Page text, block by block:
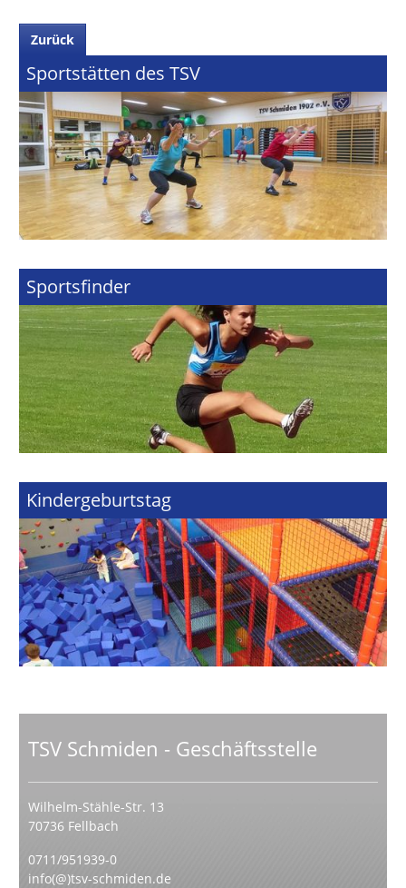
Zurück
Sportstätten des TSV
Sportsfinder
Kindergeburtstag
TSV Schmiden - Geschäftsstelle
Wilhelm-Stähle-Str. 13
70736 Fellbach
0711/951939-0
info(@)tsv-schmiden.de